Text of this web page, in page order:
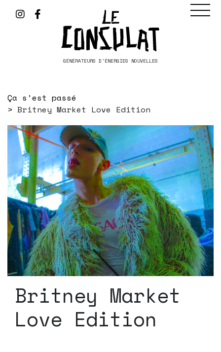
GÉNÉRATEURS D'ÉNERGIES NOUVELLES
Ça s’est passé
Britney Market Love Edition
Britney Market
Love Edition